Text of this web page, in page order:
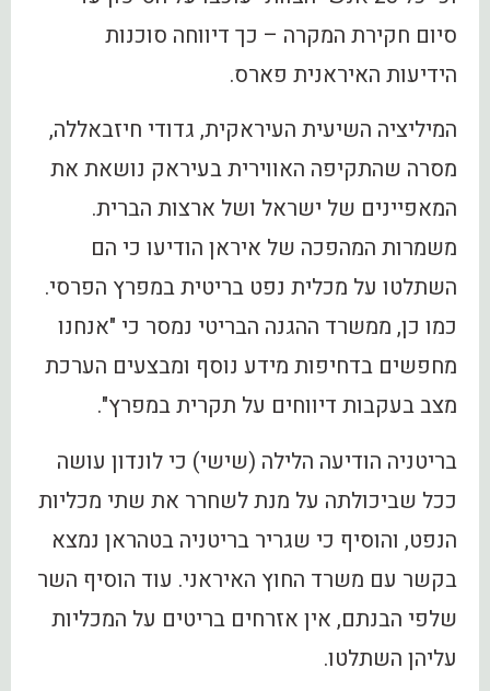
סיום חקירת המקרה – כך דיווחה סוכנות
הידיעות האיראנית פארס.
המיליציה השיעית העיראקית, גדודי חיזבאללה,
מסרה שהתקיפה האווירית בעיראק נושאת את
המאפיינים של ישראל ושל ארצות הברית.
משמרות המהפכה של איראן הודיעו כי הם
השתלטו על מכלית נפט בריטית במפרץ הפרסי.
כמו כן, ממשרד ההגנה הבריטי נמסר כי "אנחנו
מחפשים בדחיפות מידע נוסף ומבצעים הערכת
מצב בעקבות דיווחים על תקרית במפרץ".
בריטניה הודיעה הלילה (שישי) כי לונדון עושה
ככל שביכולתה על מנת לשחרר את שתי מכליות
הנפט, והוסיף כי שגריר בריטניה בטהראן נמצא
בקשר עם משרד החוץ האיראני. עוד הוסיף השר
שלפי הבנתם, אין אזרחים בריטים על המכליות
עליהן השתלטו.